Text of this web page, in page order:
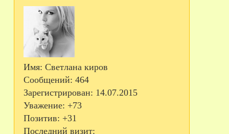
Имя: Светлана киров
Сообщений: 464
Зарегистрирован: 14.07.2015
Уважение: +73
Позитив: +31
Последний визит: